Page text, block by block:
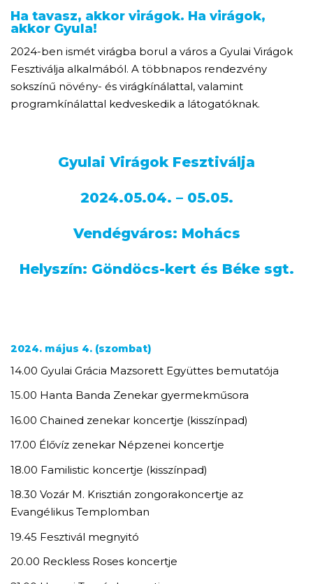
Ha tavasz, akkor virágok. Ha virágok,
akkor Gyula!
2024-ben ismét virágba borul a város a Gyulai Virágok
Fesztiválja alkalmából. A többnapos rendezvény
sokszínű növény- és virágkínálattal, valamint
programkínálattal kedveskedik a látogatóknak.
Gyulai Virágok Fesztiválja
2024.05.04. – 05.05.
Vendégváros: Mohács
Helyszín: Göndöcs-kert és Béke sgt.
2024. május 4. (szombat)
14.00 Gyulai Grácia Mazsorett Együttes bemutatója
15.00 Hanta Banda Zenekar gyermekműsora
16.00 Chained zenekar koncertje (kisszínpad)
17.00 Élővíz zenekar Népzenei koncertje
18.00 Familistic koncertje (kisszínpad)
18.30 Vozár M. Krisztián zongorakoncertje az
Evangélikus Templomban
19.45 Fesztivál megnyitó
20.00 Reckless Roses koncertje